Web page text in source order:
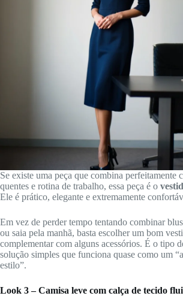
Se existe uma peça que combina perfeitamente
quentes e rotina de trabalho, essa peça é o
Ele é prático, elegante e extremamente
Em vez de perder tempo tentando combinar
ou saia pela manhã, basta escolher um bom
complementar com alguns acessórios. É o tipo
solução simples que funciona quase como um
estilo”.
Look 3 – Camisa leve com calça de tecido